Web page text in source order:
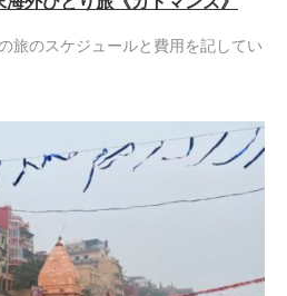
旅のスケジュールと費用を記してい